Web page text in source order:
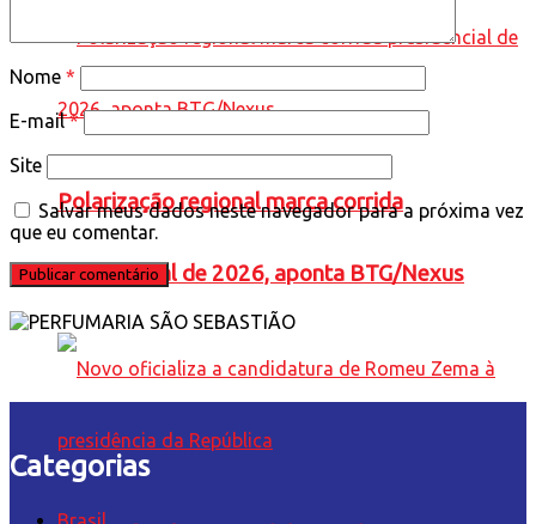
Polarização regional marca corrida
presidencial de 2026, aponta BTG/Nexus
Nome *
E-mail*
Site
Salvar meus dados neste navegador para a próxima vez
que eu comentar.
Categorias